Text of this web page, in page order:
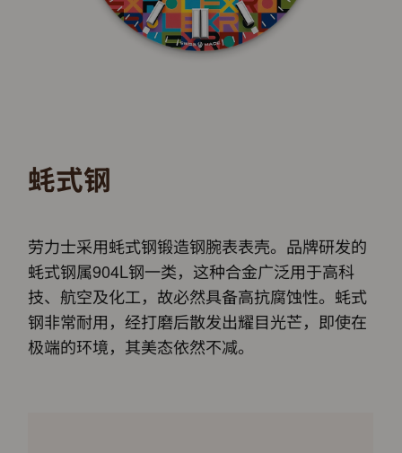
蚝式钢
劳力士采用蚝式钢锻造钢腕表表壳。品牌研发的
蚝式钢属904L钢一类，这种合金广泛用于高科
技、航空及化工，故必然具备高抗腐蚀性。蚝式
钢非常耐用，经打磨后散发出耀目光芒，即使在
极端的环境，其美态依然不减。